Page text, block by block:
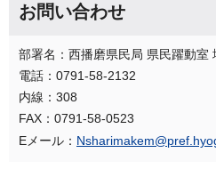
お問い合わせ
部署名：西播磨県民局 県民躍動室
電話：0791-58-2132
内線：308
FAX：0791-58-0523
Eメール：